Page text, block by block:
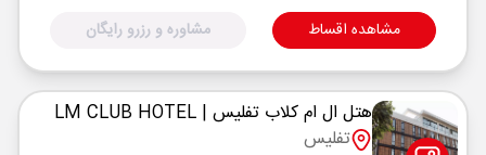
مشاهده اقساط مشاوره و رزرو رایگان
هتل ال ام کلاب تفلیس | LM CLUB HOTEL
تفلیس